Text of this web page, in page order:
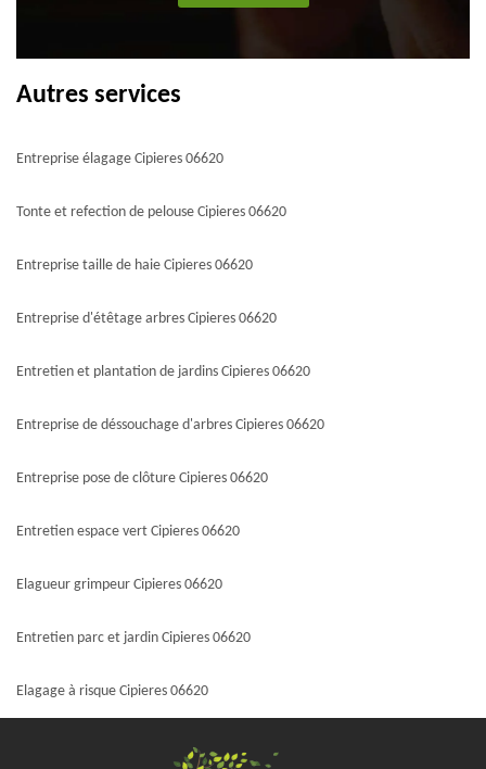
Autres services
Entreprise élagage Cipieres 06620
Tonte et refection de pelouse Cipieres 06620
Entreprise taille de haie Cipieres 06620
Entreprise d'étêtage arbres Cipieres 06620
Entretien et plantation de jardins Cipieres 06620
Entreprise de déssouchage d'arbres Cipieres 06620
Entreprise pose de clôture Cipieres 06620
Entretien espace vert Cipieres 06620
Elagueur grimpeur Cipieres 06620
Entretien parc et jardin Cipieres 06620
Elagage à risque Cipieres 06620